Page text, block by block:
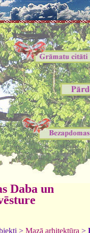
Daba un
> Mazā arhitektūra >